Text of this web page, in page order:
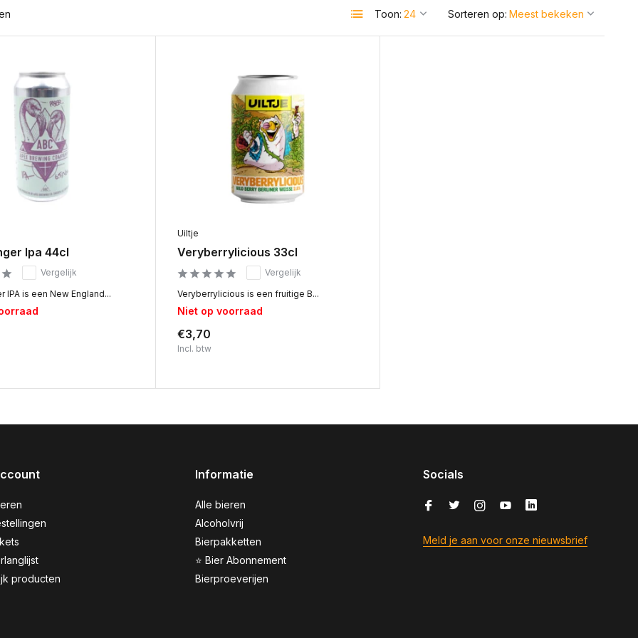
Toon: Sorteren op:
Ipa 44cl
Vergelijk
IPA is een New England...
Uiltje
Veryberrylicious 33cl
Vergelijk
Veryberrylicious is een fruitige B...
Niet op voorraad
€3,70
Incl. btw
producten
Informatie
Alle bieren
Alcoholvrij
Bierpakketten
⭐ Bier Abonnement
Bierproeverijen
Socials
Meld je aan voor onze nieuwsbrief